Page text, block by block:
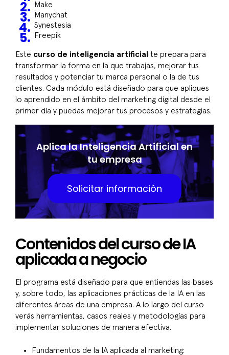
Make
Manychat
Synestesia
Freepik
Este curso de inteligencia artificial te prepara para
transformar la forma en la que trabajas, mejorar tus
resultados y potenciar tu marca personal o la de tus
clientes. Cada módulo está diseñado para que apliques
lo aprendido en el ámbito del marketing digital desde el
primer día y puedas mejorar tus procesos y estrategias.
Aplica la Inteligencia Artificial en
tu empresa
Solicitar información
Contenidos del curso de IA
aplicada a negocio
El programa está diseñado para que entiendas las bases
y, sobre todo, las aplicaciones prácticas de la IA en las
diferentes áreas de una empresa. A lo largo del curso
verás herramientas, casos reales y metodologías para
implementar soluciones de manera efectiva.
Fundamentos de la IA aplicada al marketing: